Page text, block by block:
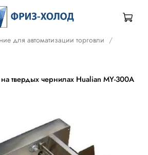
для автоматизации торговли
на твердых чернилах Hualian MY-300A